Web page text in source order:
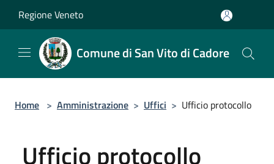
Regione Veneto
Comune di San Vito di Cadore
Home > Amministrazione > Uffici > Ufficio protocollo
Ufficio protocollo